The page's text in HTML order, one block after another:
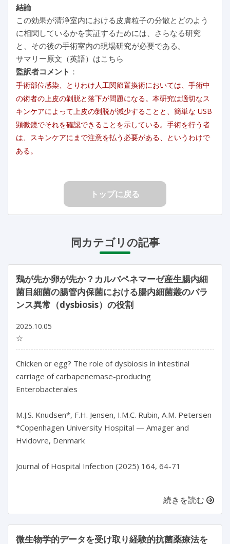
結論
この効果が清浄室内における皮膚粒子の分散とどのよう
に相関しているかを実証するためには、さらなる研究
と、その後の手術室内の現場研究が必要である。
サマリー原文（英語）はこちら
監訳者コメント ：
手術部位感染、とりわけ人工関節置換術においては、手術中
の術者の上皮の剝脱と落下が問題になる。本研究は適切なス
キンケアによって上皮の剝脱が減少することと、簡単な USB
顕微鏡でそれを確認できることを示している。手術を行う者
は、スキンケアにまで注意を払う必要がある、というわけで
ある。
トップに戻る
同カテゴリの記事
鶏が先か卵が先か？カルバペネマーゼ産生腸内細
菌目細菌の腸管内保菌における腸内細菌叢のバラ
ンス異常（dysbiosis）の役割
2025.10.05
☆
Chicken or egg? The role of dysbiosis in intestinal
carriage of carbapenemase-producing
Enterobacterales
M.J.S. Knudsen*, F.H. Jensen, I.M.C. Rubin, A.M. Petersen
*Copenhagen University Hospital — Amager and
Hvidovre, Denmark
Journal of Hospital Infection (2025) 164, 64-71
続きを読む
微生物学的データを受け取り経験的抗菌薬療法を